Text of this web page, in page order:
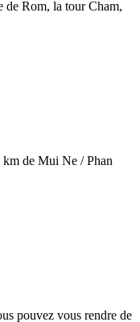
de Rom, la tour Cham,
de Mui Ne / Phan
pouvez vous rendre de